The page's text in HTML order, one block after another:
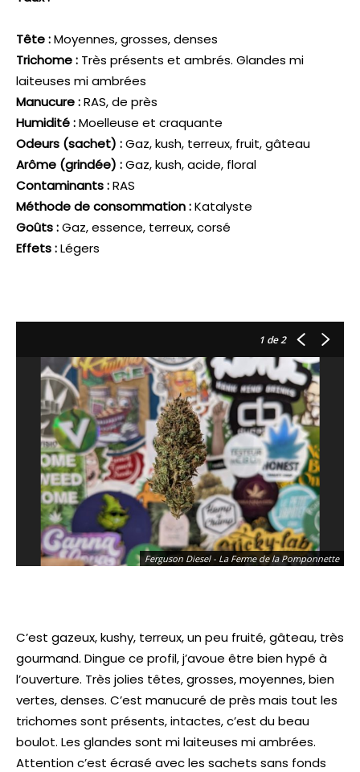
Tête :Moyennes, grosses, denses
Trichome : Très présents et ambrés. Glandes mi
laiteuses mi ambrées
Manucure :RAS, de près
Humidité :Moelleuse et craquante
Odeurs (sachet) :Gaz, kush, terreux, fruit, gâteau
Arôme (grindée) :Gaz, kush, acide, floral
Contaminants :RAS
Méthode de consommation :Katalyste
Goûts :Gaz, essence, terreux, corsé
Effets :Légers
1 de 2
Ferguson Diesel - La Ferme de la Pomponnette
C’est gazeux, kushy, terreux, un peu fruité, gâteau, très
gourmand. Dingue ce profil, j’avoue être bien hypé à
l’ouverture. Très jolies têtes, grosses, moyennes, bien
vertes, denses. C’est manucuré de près mais tout les
trichomes sont présents, intactes, c’est du beau
boulot. Les glandes sont mi laiteuses mi ambrées.
Attention c’est écrasé avec les sachets sans fonds